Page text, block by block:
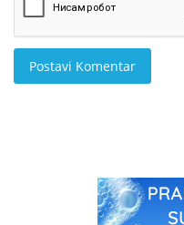
Postavi Komentar